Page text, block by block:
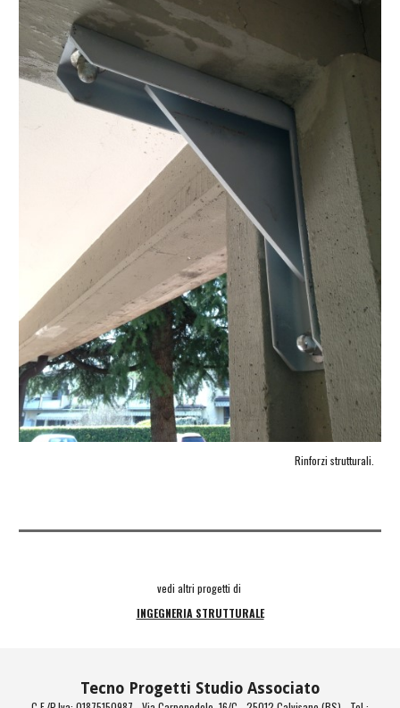
Rinforzi strutturali.
vedi altri progetti di
INGEGNERIA STRUTTURALE
Tecno Progetti Studio Associato